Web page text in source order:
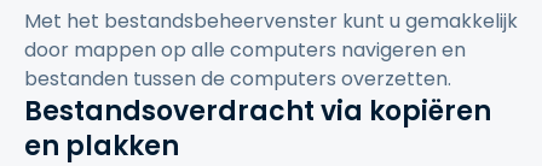
Met het bestandsbeheervenster kunt u gemakkelijk
door mappen op alle computers navigeren en
bestanden tussen de computers overzetten.
Bestandsoverdracht via kopiëren
en plakken